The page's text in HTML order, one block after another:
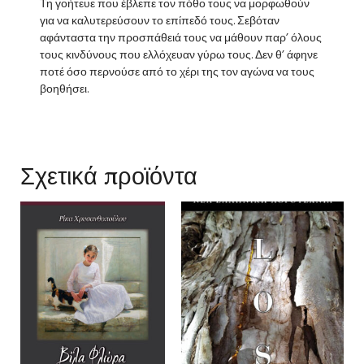
Τη γοήτευε που έβλεπε τον πόθο τους να μορφωθούν
για να καλυτερεύσουν το επίπεδό τους. Σεβόταν
αφάνταστα την προσπάθειά τους να μάθουν παρ’ όλους
τους κινδύνους που ελλόχευαν γύρω τους. Δεν θ’ άφηνε
ποτέ όσο περνούσε από το χέρι της τον αγώνα να τους
βοηθήσει.
Σχετικά προϊόντα